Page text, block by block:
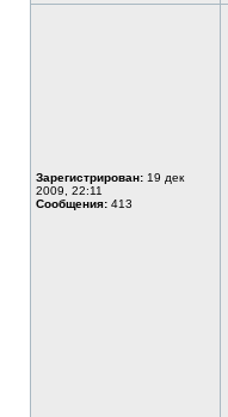
Зарегистрирован: 19 дек
2009, 22:11
Сообщения: 413